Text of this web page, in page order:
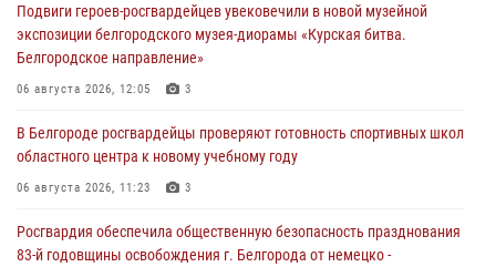
Подвиги героев‑росгвардейцев увековечили в новой музейной
экспозиции белгородского музея‑диорамы «Курская битва.
Белгородское направление»
06 августа 2026, 12:05 3
В Белгороде росгвардейцы проверяют готовность спортивных школ
областного центра к новому учебному году
06 августа 2026, 11:23 3
Росгвардия обеспечила общественную безопасность празднования
83-й годовщины освобождения г. Белгорода от немецко -